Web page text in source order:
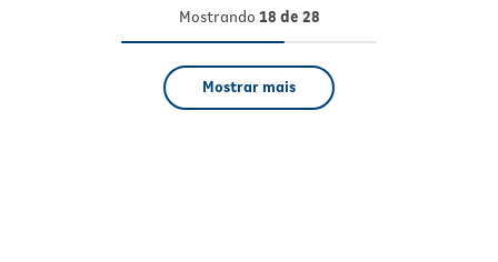
Mostrando 18 de 28
Mostrar mais